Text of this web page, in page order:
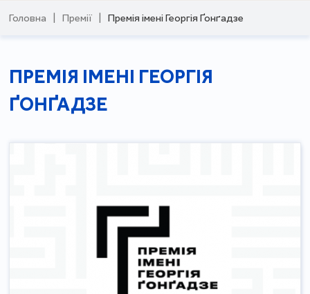
Головна Премії Премія імені Георгія Ґонґадзе
ПРЕМІЯ ІМЕНІ ГЕОРГІЯ
ҐОНҐАДЗЕ